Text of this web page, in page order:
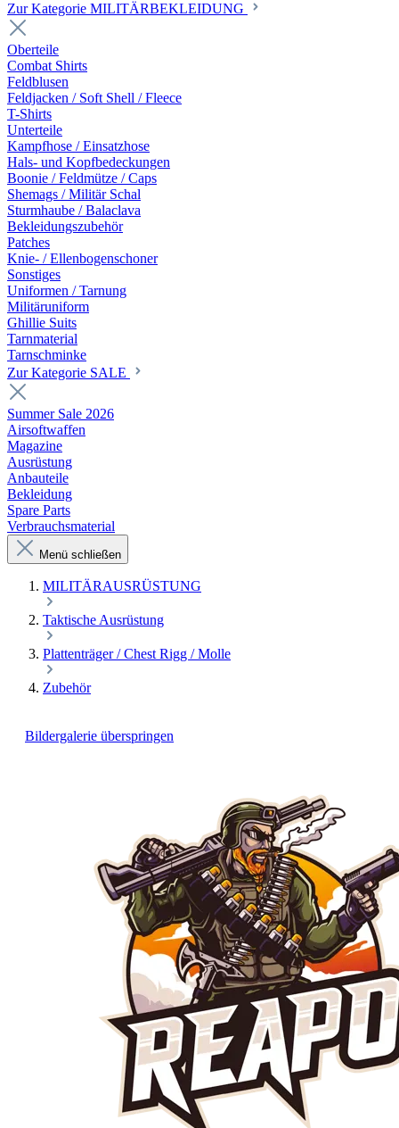
Zur Kategorie MILITÄRBEKLEIDUNG
Oberteile
Combat Shirts
Feldblusen
Feldjacken / Soft Shell / Fleece
T-Shirts
Unterteile
Kampfhose / Einsatzhose
Hals- und Kopfbedeckungen
Boonie / Feldmütze / Caps
Shemags / Militär Schal
Sturmhaube / Balaclava
Bekleidungszubehör
Patches
Knie- / Ellenbogenschoner
Sonstiges
Uniformen / Tarnung
Militäruniform
Ghillie Suits
Tarnmaterial
Tarnschminke
Zur Kategorie SALE
Summer Sale 2026
Airsoftwaffen
Magazine
Ausrüstung
Anbauteile
Bekleidung
Spare Parts
Verbrauchsmaterial
Menü schließen
MILITÄRAUSRÜSTUNG
Taktische Ausrüstung
Plattenträger / Chest Rigg / Molle
Zubehör
Bildergalerie überspringen